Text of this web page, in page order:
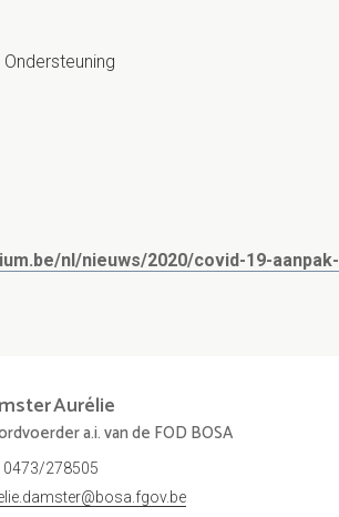
nl/nieuws/2020/covid-19-aanpak-
Aurélie
a.i. van de FOD BOSA
0473/278505